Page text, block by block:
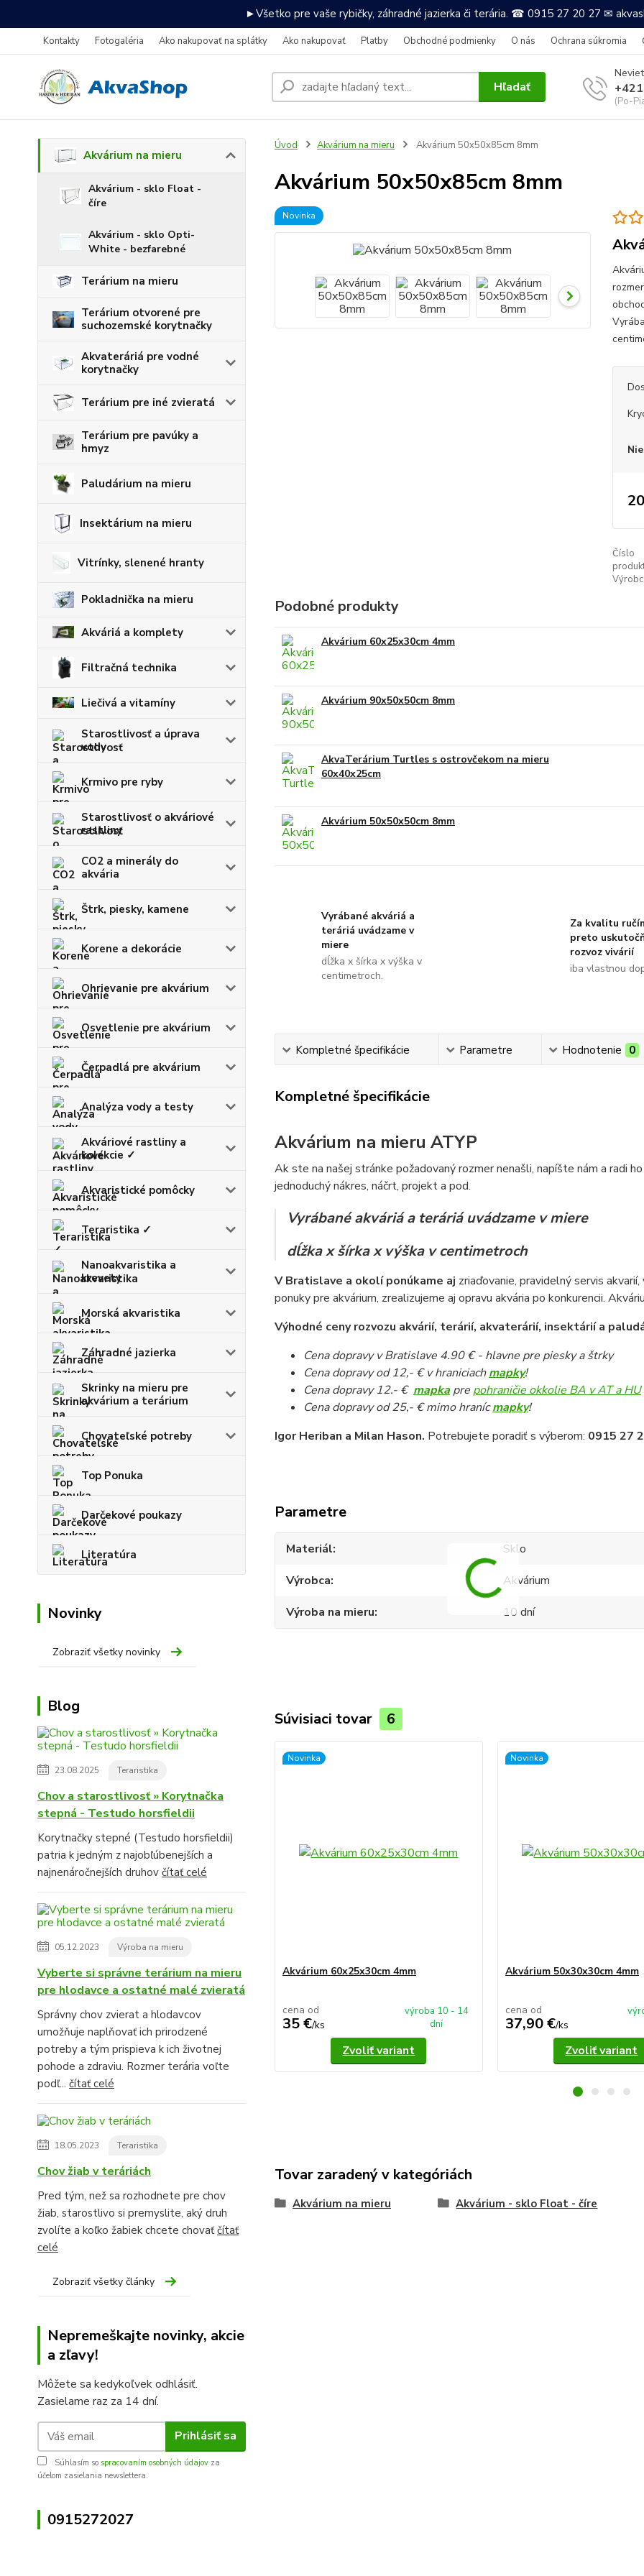
►Všetko pre vaše rybičky, záhradné jazierka či terária. ☎ 0915 27 20 27 ✉
Kontakty Fotogaléria Ako nakupovať na splátky Ako nakupovať Platby Obchodné podmienky O nás Ochrana súkromia
Hľadať
(Po-
Akvárium na mieru
Akvárium - sklo Float -
číre
Akvárium - sklo Opti-
White - bezfarebné
Terárium na mieru
Terárium otvorené pre
suchozemské korytnačky
Akvateráriá pre vodné
korytnačky
Terárium pre iné zvieratá
Terárium pre pavúky a
hmyz
Paludárium na mieru
Insektárium na mieru
Vitrínky, slenené hranty
Pokladnička na mieru
Akváriá a komplety
Filtračná technika
Liečivá a vitamíny
Starostlivosť a úprava
vody
Krmivo pre ryby
Starostlivosť o akváriové
rastliny
CO2 a minerály do
akvária
Štrk, piesky, kamene
Korene a dekorácie
Ohrievanie pre akvárium
Osvetlenie pre akvárium
Čerpadlá pre akvárium
Analýza vody a testy
Akváriové rastliny a
kolekcie ✓
Akvaristické pomôcky
Teraristika ✓
Nanoakvaristika a
krevety
Morská akvaristika
Záhradné jazierka
Skrinky na mieru pre
akvárium a terárium
Chovateľské potreby
Top Ponuka
Darčekové poukazy
Literatúra
Novinky
Zobraziť všetky novinky
Blog
23.08.2025 Teraristika
Chov a starostlivosť » Korytnačka
stepná - Testudo horsfieldii
Korytnačky stepné (Testudo horsfieldii)
patria k jedným z najobľúbenejších a
najnenáročnejších druhov čítať celé
05.12.2023 Výroba na mieru
Vyberte si správne terárium na mieru
pre hlodavce a ostatné malé zvieratá
Správny chov zvierat a hlodavcov
umožňuje naplňovať ich prirodzené
potreby a tým prispieva k ich životnej
pohode a zdraviu. Rozmer terária voľte
podľ... čítať celé
18.05.2023 Teraristika
Chov žiab v teráriách
Pred tým, než sa rozhodnete pre chov
žiab, starostlivo si premyslite, aký druh
zvolíte a koľko žabiek chcete chovaťčítať
celé
Zobraziť všetky články
Nepremeškajte novinky, akcie
a zľavy!
Môžete sa kedykoľvek odhlásiť.
Zasielame raz za 14 dní.
Prihlásiť sa
Súhlasím so spracovaním osobných údajov za
účelom zasielania newslettera.
0915272027
Úvod Akvárium na mieru Akvárium 50x50x85cm 8mm
Akvárium 50x50x85cm 8mm
Novinka
Číslo
Podobné produkty
Akvárium 60x25x30cm 4mm
Akvárium 90x50x50cm 8mm
AkvaTerárium Turtles s ostrovčekom na mieru
60x40x25cm
Akvárium 50x50x50cm 8mm
Vyrábané akváriá a
teráriá uvádzame v
miere
dĺžka x šírka x výška v
centimetroch.
Za kvalitu
preto
rozvoz vivárií
iba vlastnou
Kompletné špecifikácie Parametre Hodnotenie 0
Kompletné špecifikácie
Akvárium na mieru ATYP
Ak ste na našej stránke požadovaný rozmer nenašli, napíšte nám a radi
jednoduchý nákres, náčrt, projekt a pod.
Vyrábané akváriá a teráriá uvádzame v miere
dĺžka x šírka x výška v centimetroch
V Bratislave a okolí ponúkame aj zriaďovanie, pravidelný servis
ponuky pre akvárium, zrealizujeme aj opravu akvária po konkurencii.
Výhodné ceny rozvozu akvárií, terárií, akvaterárií, insektárií a
Cena dopravy v Bratislave 4.90 € - hlavne pre piesky a štrky
Cena dopravy od 12,- € v hraniciachmapky!
Cena dopravy 12.- € mapkapre pohraničie okkolie BA v AT a HU
Cena dopravy od 25,- € mimo hranícmapky!
Igor Heriban a Milan Hason. Potrebujete poradiť s výberom: 0915 27
Parametre
Materiál
Sklo
Výrobca
Akvárium
Výroba na mieru
10 dní
Súvisiaci tovar 6
Novinka
Akvárium 60x25x30cm 4mm
cena od
35 €/ks
výroba 10 - 14
dní
Zvoliť variant
Novinka
Akvárium 50x30x30cm 4mm
cena od
37,90 €/ks
Zvoliť variant
Tovar zaradený v kategóriách
Akvárium na mieru Akvárium - sklo Float - číre